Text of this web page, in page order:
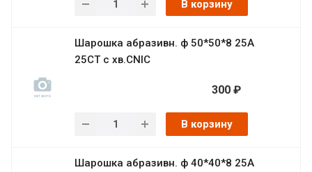
В корзину
Шарошка абразивн. ф 50*50*8 25А
25СТ с хв.CNIC
300 ₽
В корзину
Шарошка абразивн. ф 40*40*8 25А